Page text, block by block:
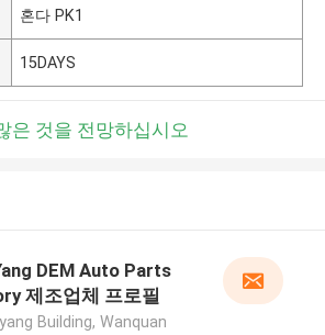
혼다 PK1
15DAYS
은 것을 전망하십시오
DEM Auto Parts
제조업체 프로필
Building, Wanquan